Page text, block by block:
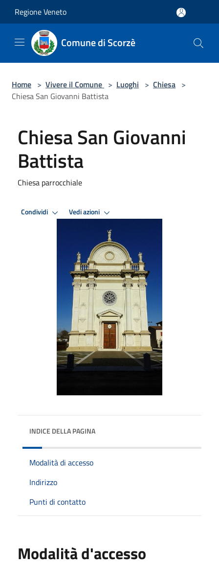
Regione Veneto
Comune di Scorzè
Home > Vivere il Comune > Luoghi > Chiesa >
Chiesa San Giovanni Battista
Chiesa San Giovanni
Battista
Chiesa parrocchiale
Condividi Vedi azioni
INDICE DELLA PAGINA
Modalità di accesso
Indirizzo
Punti di contatto
Modalità d'accesso